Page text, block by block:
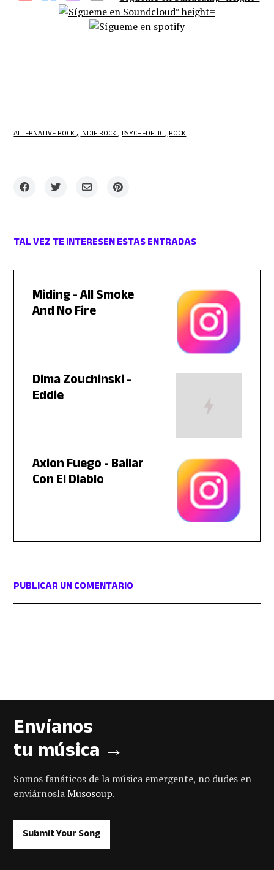
ALTERNATIVE ROCK INDIE ROCK PSYCHEDELIC ROCK
TAL VEZ TE INTERESEN ESTAS ENTRADAS
Miding - All Smoke
And No Fire
Dima Zouchinski -
Eddie
Axion Fuego - Bailar
Con El Diablo
PUBLICAR UN COMENTARIO
Envíanos
tu música →
Somos fanáticos de la música emergente, no dudes en
enviárnoslaMusosoup.
Submit Your Song